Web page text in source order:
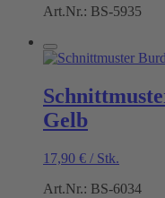
Art.Nr.: BS-5935
Gelb
17,90 € / Stk.
Art.Nr.: BS-6034